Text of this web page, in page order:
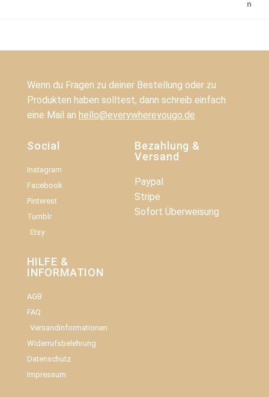
Wenn du Fragen zu deiner Bestellung oder zu
Produkten haben solltest, dann schreib einfach
eine Mail an hello@everywhereyougo.de
Social
Instagram
Facebook
Pinterest
Tumblr
Etsy
Bezahlung &
Versand
Paypal
Stripe
Sofort Überweisung
HILFE &
INFORMATION​
AGB
FAQ
Versandinformationen
Widerrufsbelehrung
Datenschutz
Impressum